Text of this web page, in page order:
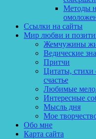
Методы
Ссылки на сайты
Мир любви и
Жемчужины
Ведические
Притчи
Цитаты, стихи
счастье
Любимые
Интересные
Мысль дня
Мое
Обо мне
Карта сайта